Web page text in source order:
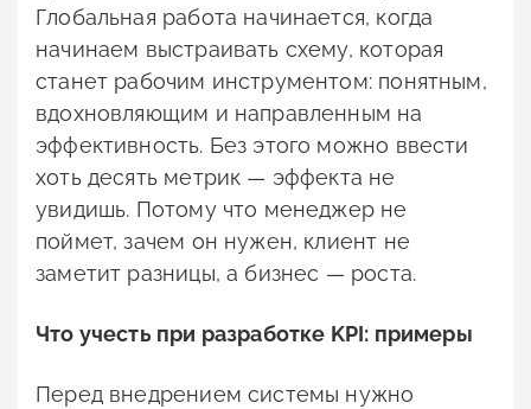
Глобальная работа начинается, когда
начинаем выстраивать схему, которая
станет рабочим инструментом: понятным,
вдохновляющим и направленным на
эффективность. Без этого можно ввести
хоть десять метрик — эффекта не
увидишь. Потому что менеджер не
поймет, зачем он нужен, клиент не
заметит разницы, а бизнес — роста.
Что учесть при разработке KPI: примеры
Перед внедрением системы нужно